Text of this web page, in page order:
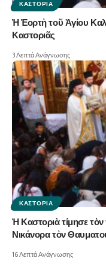
ΚΑΣΤΟΡΙΆ
Ἡ Ἑορτὴ τοῦ Ἁγίου
Καστοριᾶς
3 Λεπτά Ανάγνωσης
ΚΑΣΤΟΡΙΆ
Ἡ Καστοριὰ τίμησε
Νικάνορα τὸν
16 Λεπτά Ανάγνωσης